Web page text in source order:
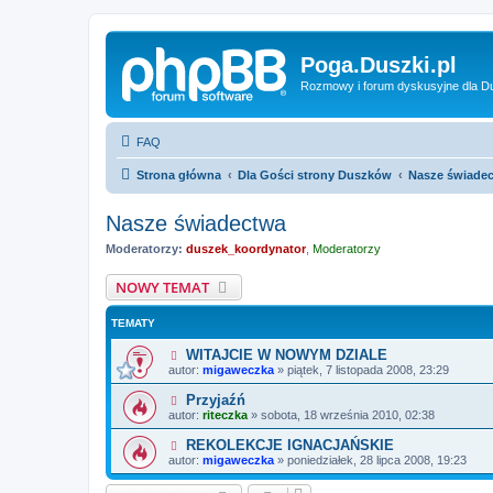
Poga.Duszki.pl
Rozmowy i forum dyskusyjne dla
FAQ
Strona główna Dla Gości strony Duszków Nasze
Nasze świadectwa
Moderatorzy: duszek_koordynator, Moderatorzy
NOWY TEMAT
TEMATY
WITAJCIE W NOWYM DZIALE
autor: migaweczka » piątek, 7 listopada 2008, 23:29
Przyjaźń
autor: riteczka » sobota, 18 września 2010, 02:38
REKOLEKCJE IGNACJAŃSKIE
autor: migaweczka » poniedziałek, 28 lipca 2008, 19:23